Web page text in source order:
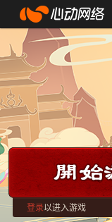
登录以进入游戏